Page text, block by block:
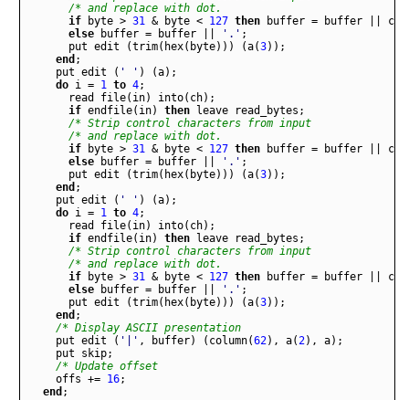
/* and replace with dot.
if
byte > 31 & byte < 127 then buffer = buffer ch
else
buffer = buffer '.' ;
put edit (trim( hex( byte))) (a(3)) ;
end ;
put edit ( ' ' ) (a) ;
do i = 1 to 4;
read
file( in) into( ch) ;
if endfile( in) then leave read bytes ;
/* Strip control characters from input
/* and replace with dot.
if
byte > 31 & byte < 127 then buffer = buffer ch
else
buffer = buffer '.' ;
put edit (trim( hex( byte))) (a(3)) ;
end ;
put edit ( ' ' ) (a) ;
do i = 1 to 4;
read
file( in) into( ch) ;
if endfile( in) then leave read bytes ;
/* Strip control characters from input
/* and replace with dot.
if
byte > 31 & byte < 127 then buffer = buffer ch
else
buffer = buffer '.' ;
put edit (trim( hex( byte))) (a(3)) ;
end ;
/* Display ASCII presentation
put edit ( '|' , buffer) ( column(62) , a(2) , a) ;
put
skip;
/* Update offset
offs += 16;
end ;